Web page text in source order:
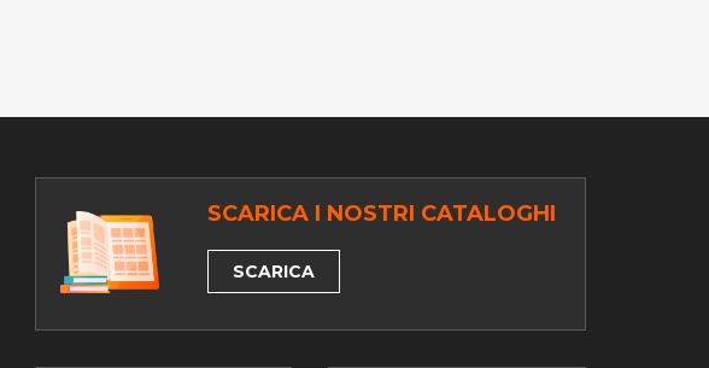
SCARICA I NOSTRI CATALOGHI
SCARICA